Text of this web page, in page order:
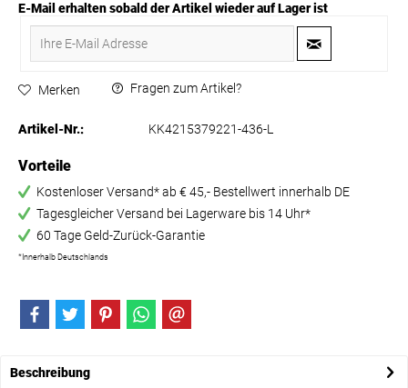
E-Mail erhalten sobald der Artikel wieder auf Lager ist
Merken Fragen zum Artikel?
Artikel-Nr.: KK4215379221-436-L
Vorteile
Kostenloser Versand* ab € 45,- Bestellwert innerhalb DE
Tagesgleicher Versand bei Lagerware bis 14 Uhr*
60 Tage Geld-Zurück-Garantie
*Innerhalb Deutschlands
Beschreibung